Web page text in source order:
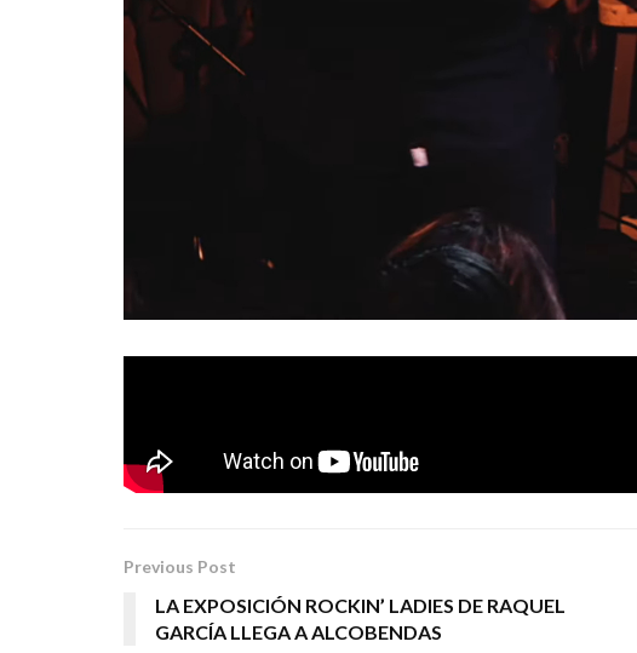
Tags: poncho k duermes rock punk
Previous Post
LA EXPOSICIÓN ROCKIN’ LADIES DE RAQUEL
GARCÍA LLEGA A ALCOBENDAS